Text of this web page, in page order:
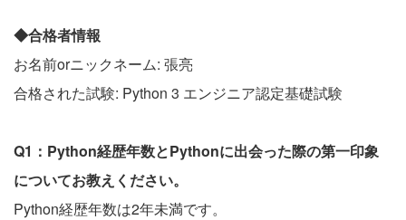
◆合格者情報
お名前orニックネーム: 張亮
合格された試験: Python 3 エンジニア認定基礎試験
Q1：Python経歴年数とPythonに出会った際の第一印象
についてお教えください。
Python経歴年数は2年未満です。